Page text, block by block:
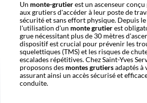
Un monte-grutierest un ascenseur
aux grutiers d'accéder à leur poste de
sécurité et sans effort physique. Depuis
l'utilisation d'un monte grutierest
grue nécessitant plus de 30 mètres
dispositif est crucial pour prévenir les
squelettiques (TMS) et les risques de
escalades répétitives. Chez Saint-Yves
proposons des montes grutiersadaptés à
assurant ainsi un accès sécurisé et
conduite.